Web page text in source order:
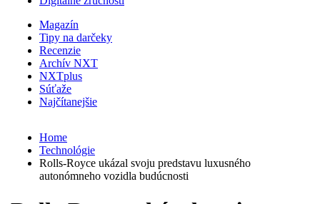
Magazín
Tipy na darčeky
Recenzie
Archív NXT
NXTplus
Súťaže
Najčítanejšie
Home
Technológie
Rolls-Royce ukázal svoju predstavu luxusného
autonómneho vozidla budúcnosti